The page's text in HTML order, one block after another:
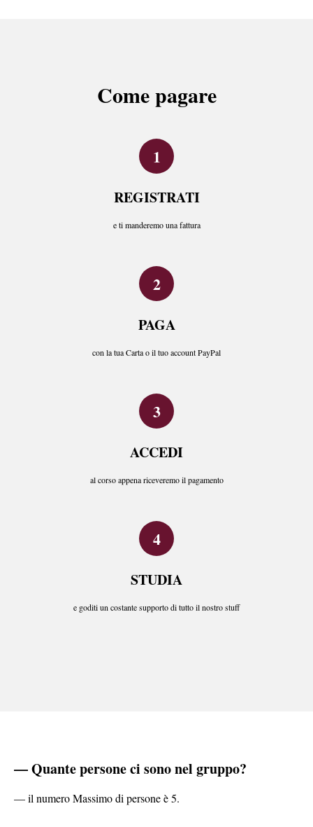
Come pagare
REGISTRATI
e ti manderemo una fattura
PAGA
con la tua Carta o il tuo account PayPal
ACCEDI
al corso appena riceveremo il pagamento
STUDIA
e goditi un costante supporto di tutto il nostro stuff
— Quante persone ci sono nel gruppo?
— il numero Massimo di persone è 5.